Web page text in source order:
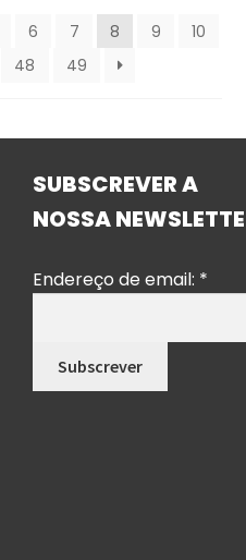
6 7 8 9
10
48 49
SUBSCREVER A
NOSSA
Endereço de email: *